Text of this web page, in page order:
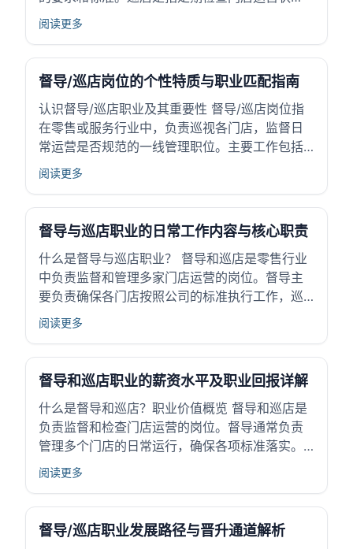
态，收集现场信息，以便及时发现问题和改进。
品牌形象和提升运营效率。 这些职业帮助企业保
证服务质量和销售效果，对维持市场竞争力具有
重要...
阅读更多
督导/巡店岗位的个性特质与职业匹配指南
认识督导/巡店职业及其重要性 督导/巡店岗位指
在零售或服务行业中，负责巡视各门店，监督日
常运营是否规范的一线管理职位。主要工作包括
检查门店环境、销售情况和员工表现，确保标准
担着关键作用。通过现场管理，保证品牌形象和
服务质量，同时发现并解决运营中的问题。督导...
阅读更多
督导与巡店职业的日常工作内容与核心职责
什么是督导与巡店职业？ 督导和巡店是零售行业
中负责监督和管理多家门店运营的岗位。督导主
要负责确保各门店按照公司的标准执行工作，巡
店则注重日常走访门店，检查运营情况。这两个
品牌形象和服务质量。通过督导和巡店，可以及
时发现运营中的问题，推动门店规范运营，为企
业稳...
阅读更多
督导和巡店职业的薪资水平及职业回报详解
什么是督导和巡店？职业价值概览 督导和巡店是
负责监督和检查门店运营的岗位。督导通常负责
管理多个门店的日常运行，确保各项标准落实。
巡店则更侧重于现场检查门店的服务质量和陈列
起到桥梁作用，连接总部与门店，保证销售流程
和客户体验。通过监督管理，这些岗位有助于提
升...
阅读更多
督导/巡店职业发展路径与晋升通道解析